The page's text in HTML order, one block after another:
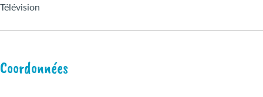
Télévision
Coordonnées